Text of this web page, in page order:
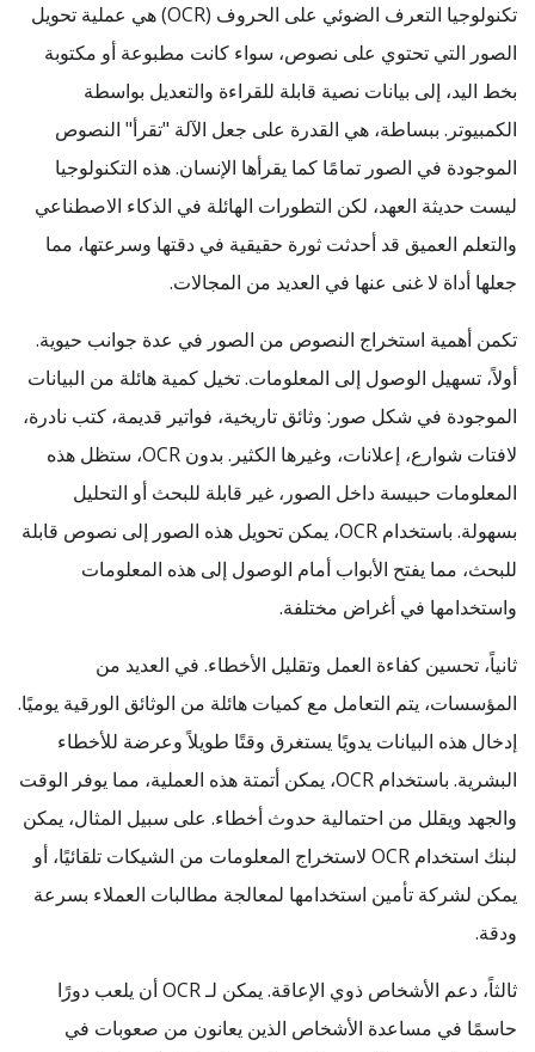
تكنولوجيا التعرف الضوئي على الحروف (OCR) هي عملية تحويل
الصور التي تحتوي على نصوص، سواء كانت مطبوعة أو مكتوبة
بخط اليد، إلى بيانات نصية قابلة للقراءة والتعديل بواسطة
الكمبيوتر. ببساطة، هي القدرة على جعل الآلة "تقرأ" النصوص
الموجودة في الصور تمامًا كما يقرأها الإنسان. هذه التكنولوجيا
ليست حديثة العهد، لكن التطورات الهائلة في الذكاء الاصطناعي
والتعلم العميق قد أحدثت ثورة حقيقية في دقتها وسرعتها، مما
جعلها أداة لا غنى عنها في العديد من المجالات.
تكمن أهمية استخراج النصوص من الصور في عدة جوانب حيوية.
أولاً، تسهيل الوصول إلى المعلومات. تخيل كمية هائلة من البيانات
الموجودة في شكل صور: وثائق تاريخية، فواتير قديمة، كتب نادرة،
لافتات شوارع، إعلانات، وغيرها الكثير. بدون OCR، ستظل هذه
المعلومات حبيسة داخل الصور، غير قابلة للبحث أو التحليل
بسهولة. باستخدام OCR، يمكن تحويل هذه الصور إلى نصوص قابلة
للبحث، مما يفتح الأبواب أمام الوصول إلى هذه المعلومات
واستخدامها في أغراض مختلفة.
ثانياً، تحسين كفاءة العمل وتقليل الأخطاء. في العديد من
المؤسسات، يتم التعامل مع كميات هائلة من الوثائق الورقية يوميًا.
إدخال هذه البيانات يدويًا يستغرق وقتًا طويلاً وعرضة للأخطاء
البشرية. باستخدام OCR، يمكن أتمتة هذه العملية، مما يوفر الوقت
والجهد ويقلل من احتمالية حدوث أخطاء. على سبيل المثال، يمكن
لبنك استخدام OCR لاستخراج المعلومات من الشيكات تلقائيًا، أو
يمكن لشركة تأمين استخدامها لمعالجة مطالبات العملاء بسرعة
ودقة.
ثالثاً، دعم الأشخاص ذوي الإعاقة. يمكن لـ OCR أن يلعب دورًا
حاسمًا في مساعدة الأشخاص الذين يعانون من صعوبات في